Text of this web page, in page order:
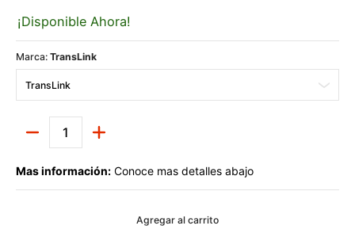
¡Disponible Ahora!
Marca: TransLink
Mas información: Conoce mas detalles abajo
Agregar al carrito